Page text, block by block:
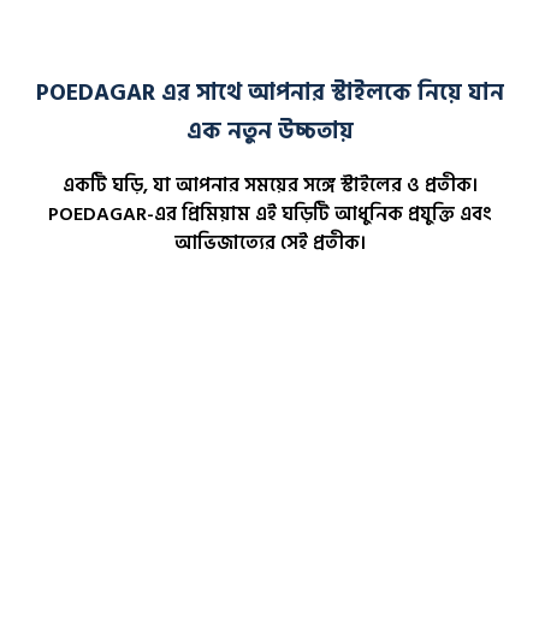
POEDAGAR এর সাথে আপনার স্টাইলকে নিয়ে যান
এক নতুন উচ্চতায়
একটি ঘড়ি, যা আপনার সময়ের সঙ্গে স্টাইলের ও প্রতীক।
POEDAGAR-এর প্রিমিয়াম এই ঘড়িটি আধুনিক প্রযুক্তি এবং
আভিজাত্যের সেই প্রতীক।